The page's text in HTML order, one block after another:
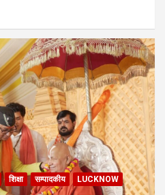
शिक्षा सम्पादकीय
LUCKNOW